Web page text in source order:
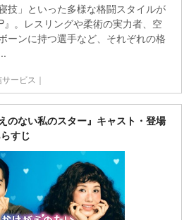
技」といった多様な格闘スタイルが
』。レスリングや柔術の実力者、空
ーンに持つ選手など、それぞれの格
ービス｜
のない私のスター』キャスト・登場
すじ